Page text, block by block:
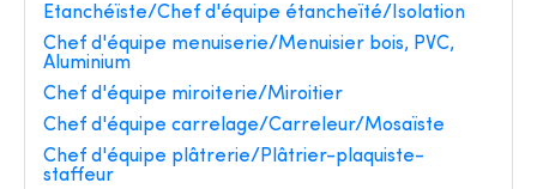
Etanchéïste/Chef d'équipe étancheïté/Isolation
Chef d'équipe menuiserie/Menuisier bois, PVC,
Aluminium
Chef d'équipe miroiterie/Miroitier
Chef d'équipe carrelage/Carreleur/Mosaïste
Chef d'équipe plâtrerie/Plâtrier-plaquiste-
staffeur